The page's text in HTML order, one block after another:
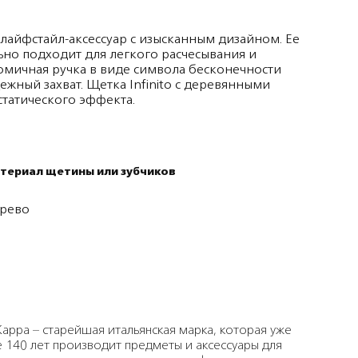
аксессуар с изысканным дизайном. Ее
подходит для легкого расчесывания и
ручка в виде символа бесконечности
захват. Щетка Infinito с деревянными
эффекта.
щетины или зубчиков
– старейшая итальянская марка, которая уже
140 лет производит предметы и аксессуары для